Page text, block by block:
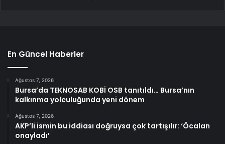
En Güncel Haberler
Ağustos 7, 2026
Bursa’da TEKNOSAB KOBİ OSB tanıtıldı… Bursa’nın
kalkınma yolculuğunda yeni dönem
Ağustos 7, 2026
AKP’li ismin bu iddiası doğruysa çok tartışılır: ‘Öcalan
onayladı’